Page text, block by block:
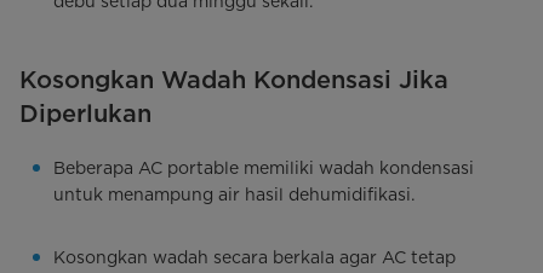
Kosongkan Wadah Kondensasi Jika
Diperlukan
Beberapa AC portable memiliki wadah kondensasi
untuk menampung air hasil dehumidifikasi.
Kosongkan wadah secara berkala agar AC tetap